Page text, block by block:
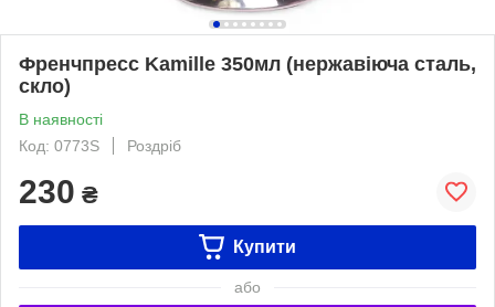
Френчпресс Kamille 350мл (нержавіюча сталь,
скло)
В наявності
Код: 0773S
Роздріб
230 ₴
Купити
або